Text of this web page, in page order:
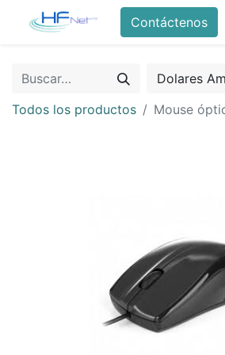
Contáctenos
Dolares
Todos los productos
Mouse